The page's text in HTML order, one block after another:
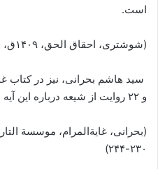
است.
(شوشتری، احقاق الحق، ۱۴۰۹ق، جلد ۳، صفحه ۲-۱۸، پاورقی ۲)
و ۲۲ روایت از شیعه درباره این آیه نقل کرده است.
۲۳۰-۲۴۴)